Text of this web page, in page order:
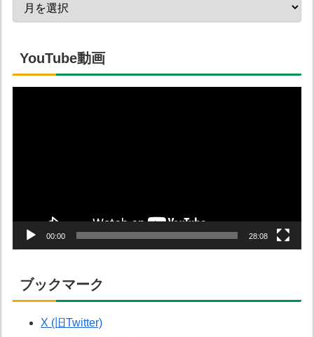
YouTube動画
00:00 28:08
ブックマーク
X (旧Twitter)